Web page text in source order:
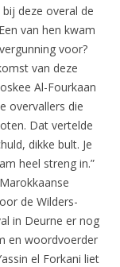
bij deze overal de
van hen kwam
voor?
van deze
Al-Fourkaan
overvallers die
Dat vertelde
dikke bult. Je
heel streng in.”
de Wilders-
in Deurne er nog
en woordvoerder
el Forkani liet